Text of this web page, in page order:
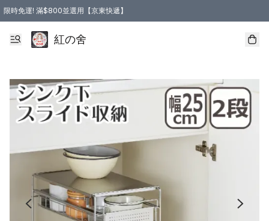
限時免運! 滿$800並選用【京東快遞】
紅の舍